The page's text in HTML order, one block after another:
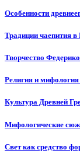
Особенности
Традиции чаепития
Творчество
Религия и
Культура Древней
Мифологические
Свет как средство